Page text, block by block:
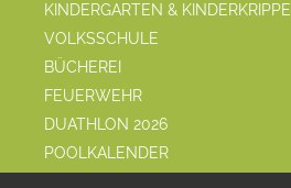
KINDERGARTEN & KINDERKRIPPE
VOLKSSCHULE
BÜCHEREI
FEUERWEHR
DUATHLON 2026
POOLKALENDER